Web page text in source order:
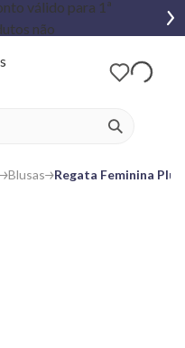
ver
Blusas Regata Feminina